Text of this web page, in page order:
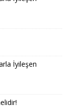
İyileşen